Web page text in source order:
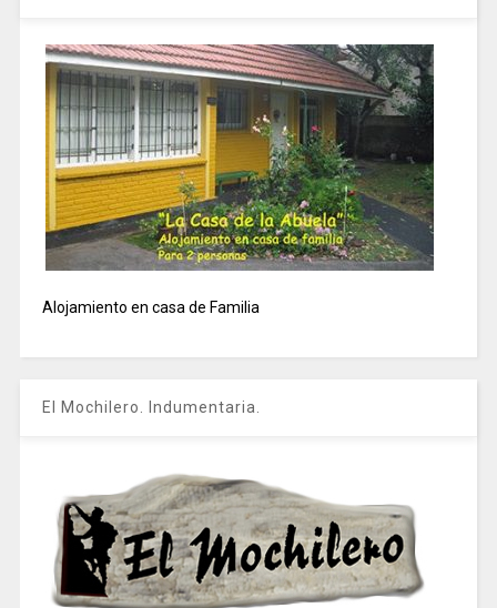
Alojamiento en casa de Familia
El Mochilero. Indumentaria.